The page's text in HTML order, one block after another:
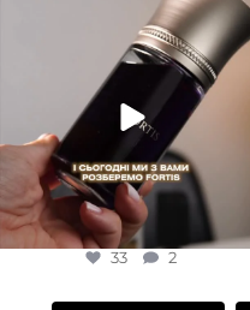
Для замовлення переходьте на
сайт або в Instagram...
33 2
33 2